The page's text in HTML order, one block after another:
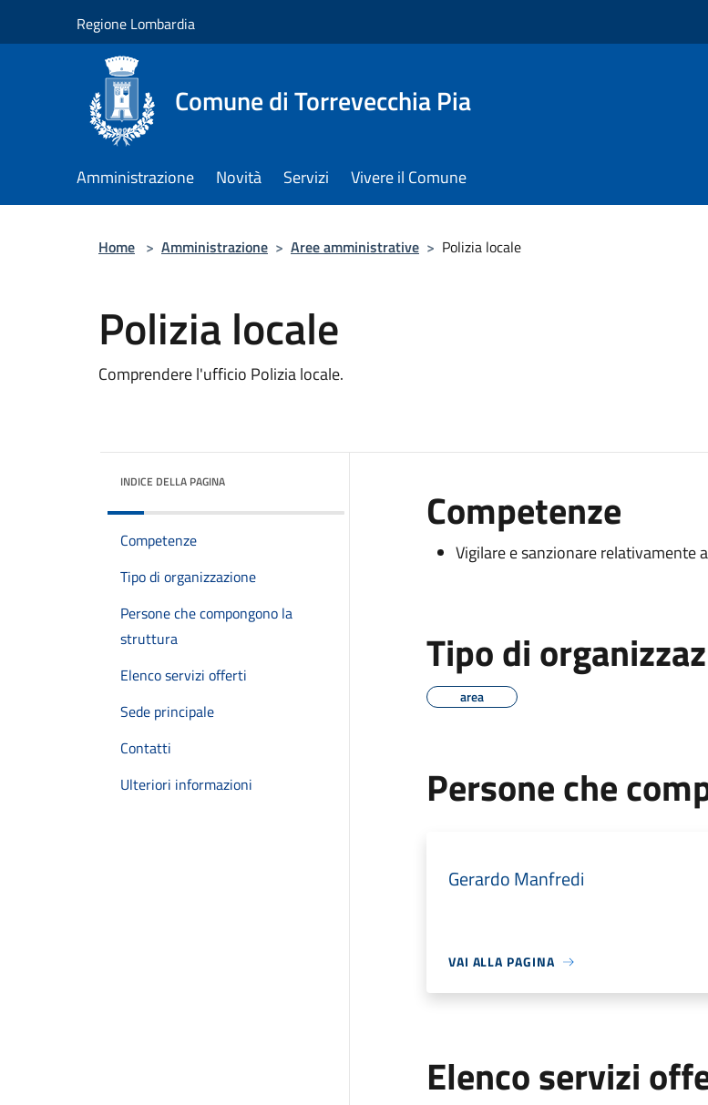
Regione Lombardia
Comune di Torrevecchia Pia
Amministrazione Novità Servizi Vivere il Comune
Home > Amministrazione > Aree amministrative > Polizia locale
Polizia locale
Comprendere l'ufficio Polizia locale.
INDICE DELLA PAGINA
Competenze
Tipo di organizzazione
Persone che compongono la
struttura
Elenco servizi offerti
Sede principale
Contatti
Ulteriori informazioni
Competenze
Vigilare e sanzionare relativamente
Tipo di
area
Persone che
Gerardo Manfredi
VAI ALLA PAGINA
Elenco servizi